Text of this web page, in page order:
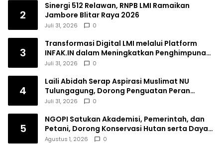
2
Sinergi 512 Relawan, RNPB LMI Ramaikan
Jambore Blitar Raya 2026
Juli 31, 2026 0
3
Transformasi Digital LMI melalui Platform
INFAK.IN dalam Meningkatkan Penghimpunan
Dana Filantropi Islam
Juli 31, 2026 0
4
Laili Abidah Serap Aspirasi Muslimat NU
Tulungagung, Dorong Penguatan Peran
Perempuan
Juli 31, 2026 0
5
NGOPI Satukan Akademisi, Pemerintah, dan
Petani, Dorong Konservasi Hutan serta Daya
Saing Kopi Tulungagung
Agustus 1, 2026 0